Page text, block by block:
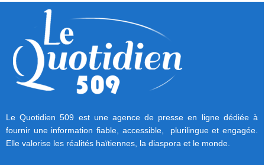
Le Quotidien 509 est une agence de presse en ligne dédiée à
fournir une information fiable, accessible, plurilingue et engagée.
Elle valorise les réalités haïtiennes, la diaspora et le monde.